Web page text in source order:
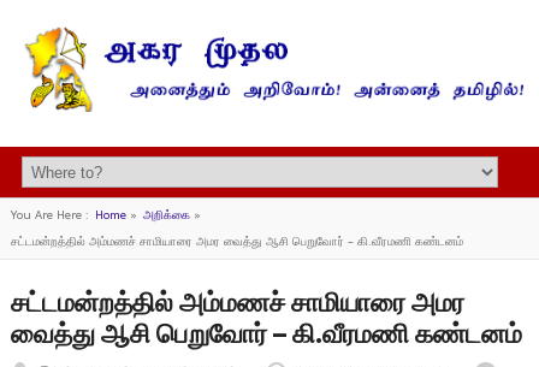
You Are Here : Home» அறிக்கை»
சட்டமன்றத்தில் அம்மணச் சாமியாரை அமர வைத்து ஆசி பெறுவோர் – கி.வீரமணி கண்டனம்
சட்டமன்றத்தில் அம்மணச் சாமியாரை அமர
வைத்து ஆசி பெறுவோர் – கி.வீரமணி கண்டனம்